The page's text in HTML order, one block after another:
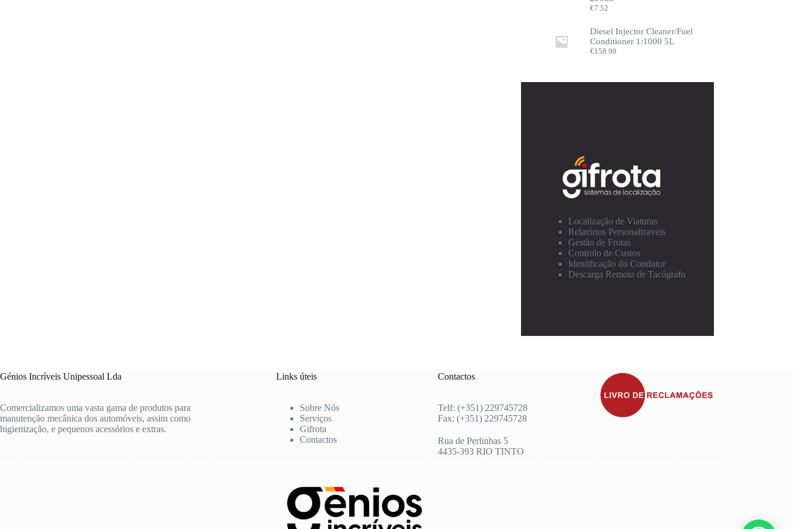
€7.52
Diesel Injector Cleaner/Fuel
Conditioner 1:1000 5L
€158.90
Localização de Viaturas
Relatórios Personalizaveis
Gestão de Frotas
Controlo de Custos
Identificação do Condutor
Descarga Remota de Tacógrafo
Génios Incríveis Unipessoal Lda
Comercializamos uma vasta gama de produtos para
manutenção mecânica dos automóveis, assim como
higienização, e pequenos acessórios e extras.
Links úteis
Sobre Nós
Serviços
Gifrota
Contactos
Contactos
Telf: (+351) 229745728
Fax: (+351) 229745728
Rua de Perlinhas 5
4435-393 RIO TINTO